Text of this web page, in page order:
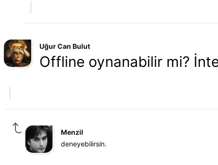
Uğur Can Bulut
Offline oynanabilir mi?
Menzil
deneyebilirsin.